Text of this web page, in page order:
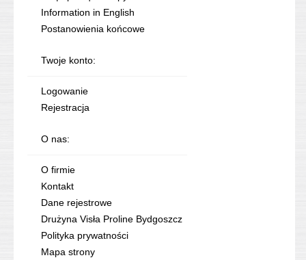
Information in English
Postanowienia końcowe
Twoje konto:
Logowanie
Rejestracja
O nas:
O firmie
Kontakt
Dane rejestrowe
Drużyna Visła Proline Bydgoszcz
Polityka prywatności
Mapa strony